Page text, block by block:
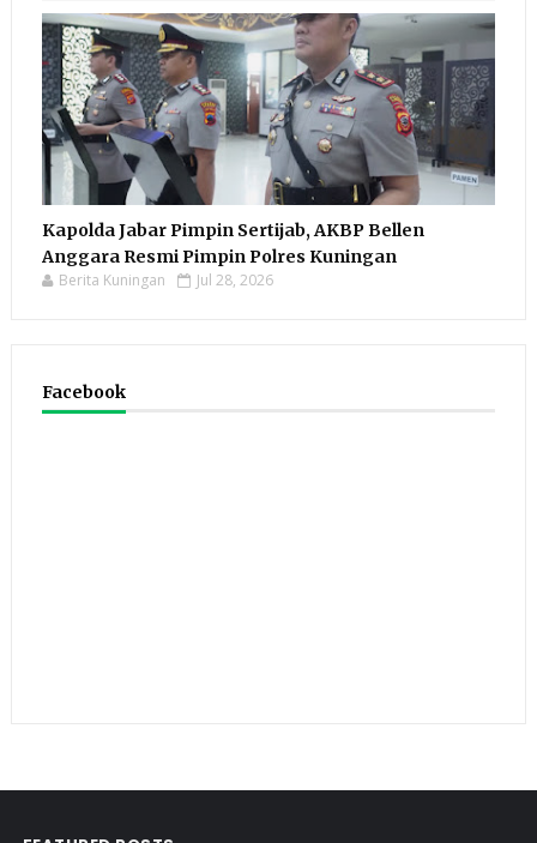
Kapolda Jabar Pimpin Sertijab, AKBP Bellen
Anggara Resmi Pimpin Polres Kuningan
Berita Kuningan Jul 28, 2026
Facebook